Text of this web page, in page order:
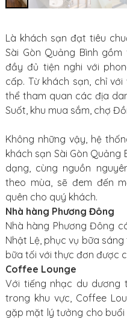
Là khách sạn đạt tiêu
Sài Gòn Quảng Bình
đầy đủ tiện nghi với
cấp. Từ khách sạn, chỉ
thể tham quan các địa
Suốt, khu mua sắm, chợ
Không những vậy, hệ
khách sạn Sài Gòn Quảng
dạng, cùng nguồn
theo mùa, sẽ đem đến
quên cho quý khách.
Nhà hàng Phương Đông
Nhà hàng Phương Đông
Nhật Lệ, phục vụ bữa
bữa tối với thực đơn được
Coffee Lounge
Với tiếng nhạc du dương
trong khu vực, Coffee
gặp mặt lý tưởng cho